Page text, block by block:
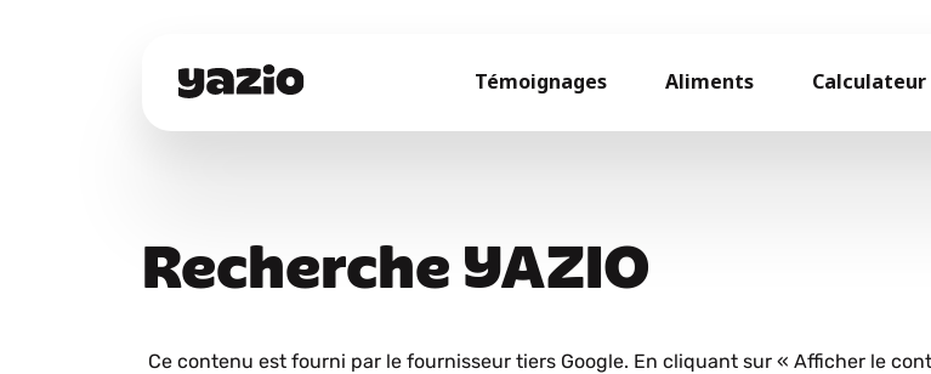
Témoignages Aliments Calculateur
Recherche YAZIO
Ce contenu est fourni par le fournisseur tiers Google. En cliquant sur « Afficher le